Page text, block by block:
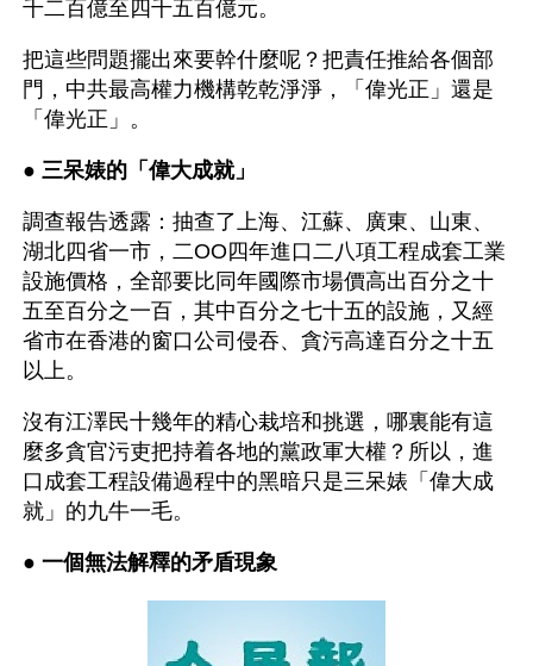
千二百億至四千五百億元。
把這些問題擺出來要幹什麼呢？把責任推給各個部
門，中共最高權力機構乾乾淨淨，「偉光正」還是
「偉光正」。
● 三呆婊的「偉大成就」
調查報告透露：抽查了上海、江蘇、廣東、山東、
湖北四省一市，二OO四年進口二八項工程成套工業
設施價格，全部要比同年國際市場價高出百分之十
五至百分之一百，其中百分之七十五的設施，又經
省市在香港的窗口公司侵吞、貪污高達百分之十五
以上。
沒有江澤民十幾年的精心栽培和挑選，哪裏能有這
麼多貪官污吏把持着各地的黨政軍大權？所以，進
口成套工程設備過程中的黑暗只是三呆婊「偉大成
就」的九牛一毛。
● 一個無法解釋的矛盾現象